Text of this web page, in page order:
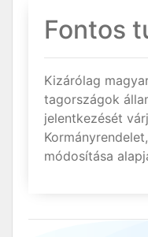
Fontos
Kizárólag
tagországok
jelentkezését
módosítása